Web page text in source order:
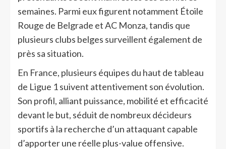
semaines. Parmi eux figurent notamment Étoile
Rouge de Belgrade et AC Monza, tandis que
plusieurs clubs belges surveillent également de
près sa situation.
En France, plusieurs équipes du haut de tableau
de Ligue 1 suivent attentivement son évolution.
Son profil, alliant puissance, mobilité et efficacité
devant le but, séduit de nombreux décideurs
sportifs à la recherche d’un attaquant capable
d’apporter une réelle plus-value offensive.